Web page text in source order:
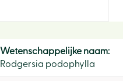
Wetenschappelijke naam:
Rodgersia podophylla